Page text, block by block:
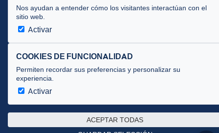
Nos ayudan a entender cómo los visitantes interactúan con el
sitio web.
Activar
COOKIES DE FUNCIONALIDAD
Permiten recordar sus preferencias y personalizar su
experiencia.
Activar
ACEPTAR TODAS